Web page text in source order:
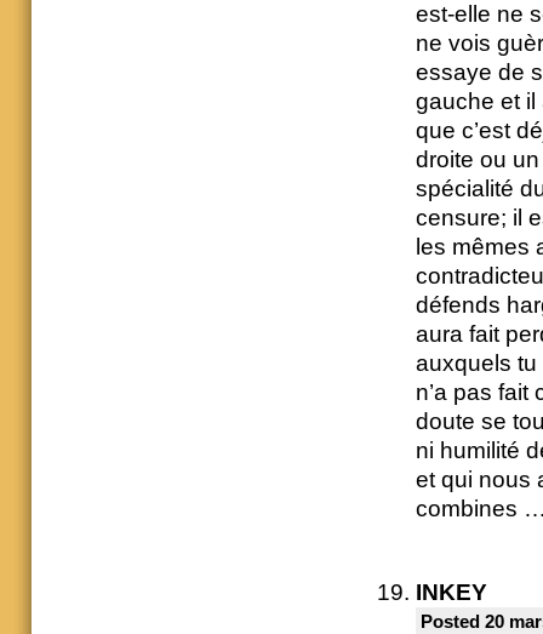
est-elle ne
ne vois
essaye de
gauche et il
que c’est
droite ou
spécialité
censure; il
les mêmes
défends
aura fait
auxquels
n’a pas fait
doute se
ni humilité
et qui nous
combines
INKEY
Posted 20